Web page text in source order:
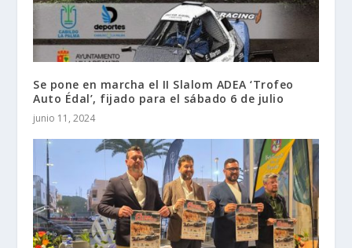
Se pone en marcha el II Slalom ADEA ‘Trofeo
Auto Édal’, fijado para el sábado 6 de julio
junio 11, 2024